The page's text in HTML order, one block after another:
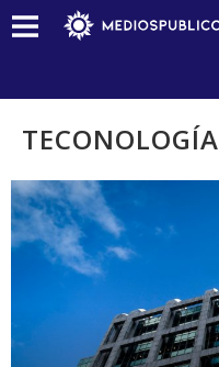
TECONOLOGÍA